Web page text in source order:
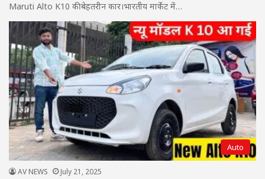
Maruti Alto K10 की बेहतरीन कार।भारतीय मार्केट में…
Auto
AV NEWS July 21, 2025